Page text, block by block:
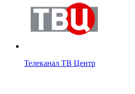
Телеканал ТВ Центр